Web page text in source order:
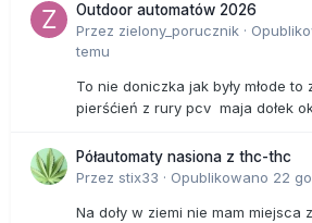
Outdoor automatów 2026
Przez zielony_porucznik ·
temu
To nie doniczka jak były młode to
pierśćień z rury pcv maja dołek
Półautomaty nasiona z thc-thc
Przez stix33 · Opublikowano 22
Na doły w ziemi nie mam miejsca